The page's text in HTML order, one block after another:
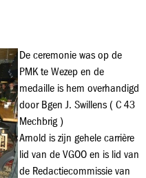
De ceremonie was op de
PMK te Wezep en de
medaille is hem overhandigd
door Bgen J. Swillens ( C 43
Mechbrig )
Arnold is zijn gehele carrière
lid van de VGOO en is lid van
de Redactiecommissie van